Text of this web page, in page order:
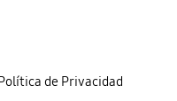
de Privacidad